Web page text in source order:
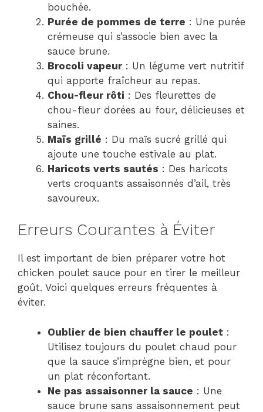
bouchée.
Purée de pommes de terre : Une purée
crémeuse qui s’associe bien avec la
sauce brune.
Brocoli vapeur: Un légume vert nutritif
qui apporte fraîcheur au repas.
Chou-fleur rôti : Des fleurettes de
chou-fleur dorées au four, délicieuses et
saines.
Maïs grillé : Du maïs sucré grillé qui
ajoute une touche estivale au plat.
Haricots verts sautés : Des haricots
verts croquants assaisonnés d’ail, très
savoureux.
Erreurs Courantes à Éviter
Il est important de bien préparer votre hot
chicken poulet sauce pour en tirer le meilleur
goût. Voici quelques erreurs fréquentes à
éviter.
Oublier de bien chauffer le poulet :
Utilisez toujours du poulet chaud pour
que la sauce s’imprègne bien, et pour
un plat réconfortant.
Ne pas assaisonner la sauce : Une
sauce brune sans assaisonnement peut